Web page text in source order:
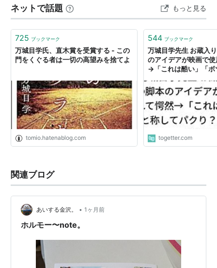
: 229回
この商品を含むブログ (262件) を見る
鴨川ホルモー (角川文庫)
作者:万城目学
出版社/メーカー:角川グループパブリ
ッシング
発売日:2009/02/25
たな登場人物が主役なので問題なく読めると思うんです
けど。 中の『社会人ホルモー』に出て来るキャラは、多
分『鴨川ホルモー』と被って いるので…
ネットで話題 もっと見る
725 ブックマーク
万城目学氏、直木賞を受賞する - この
門をくぐる者は一切の高望みを捨てよ
tomio.hatenablog.com
544 ブックマーク
万城目学先生 お蔵入
のアイデアが映画で
→「これは酷い」「ボ
togetter.com
関連ブログ
あいする金沢。 • 1ヶ月前
ホルモー〜note。